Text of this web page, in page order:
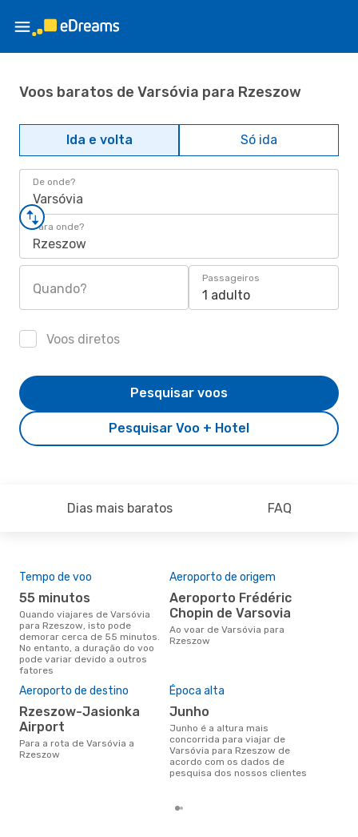
Voos baratos de Varsóvia para Rzeszow
Ida e volta Só ida
De onde?
Varsóvia
Para onde?
Rzeszow
Quando?
Passageiros
1 adulto
Voos diretos
Pesquisar Voo + Hotel
Pesquisar voos
Dias mais baratos FAQ
Tempo de voo
55 minutos
Quando viajares de Varsóvia
para Rzeszow, isto pode
demorar cerca de 55 minutos.
No entanto, a duração do voo
pode variar devido a outros
fatores
Aeroporto de origem
Aeroporto Frédéric
Chopin de Varsovia
Ao voar de Varsóvia para
Rzeszow
Aeroporto de destino
Rzeszow-Jasionka
Airport
Para a rota de Varsóvia a
Rzeszow
Época alta
junho
junho é a altura mais
concorrida para viajar de
Varsóvia para Rzeszow de
acordo com os dados de
pesquisa dos nossos clientes